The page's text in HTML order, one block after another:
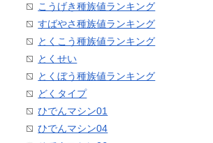
こうげき種族値ランキング
すばやさ種族値ランキング
とくこう種族値ランキング
とくせい
とくぼう種族値ランキング
どくタイプ
ひでんマシン01
ひでんマシン04